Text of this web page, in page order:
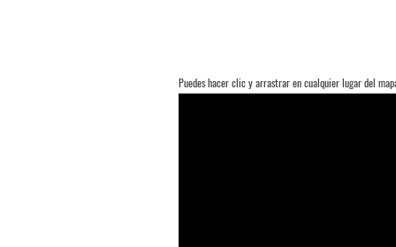
Puedes hacer clic y arrastrar en cualquier lugar del